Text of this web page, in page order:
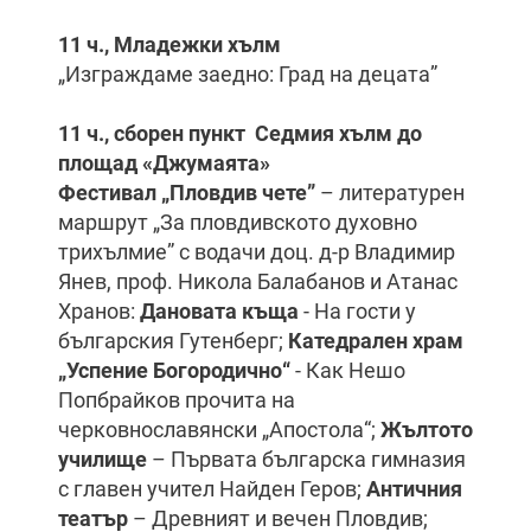
11 ч., Младежки хълм
„Изграждаме заедно: Град на децата”
11 ч., сборен пункт Седмия хълм до
площад «Джумаята»
Фестивал „Пловдив чете” – литературен
маршрут „За пловдивското духовно
трихълмие” с водачи доц. д-р Владимир
Янев, проф. Никола Балабанов и Атанас
Хранов: Дановата къща - На гости у
българския Гутенберг; Катедрален храм
„Успение Богородично“- Как Нешо
Попбрайков прочита на
черковнославянски „Апостола“; Жълтото
училище – Първата българска гимназия
с главен учител Найден Геров; Античния
театър – Древният и вечен Пловдив;